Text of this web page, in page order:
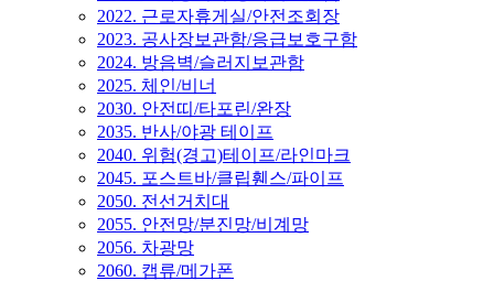
2022. 근로자휴게실/안전조회장
2023. 공사장보관함/응급보호구함
2024. 방음벽/슬러지보관함
2025. 체인/비너
2030. 안전띠/타포린/완장
2035. 반사/야광 테이프
2040. 위험(경고)테이프/라인마크
2045. 포스트바/클립휀스/파이프
2050. 전선거치대
2055. 안전망/분진망/비계망
2056. 차광망
2060. 캡류/메가폰